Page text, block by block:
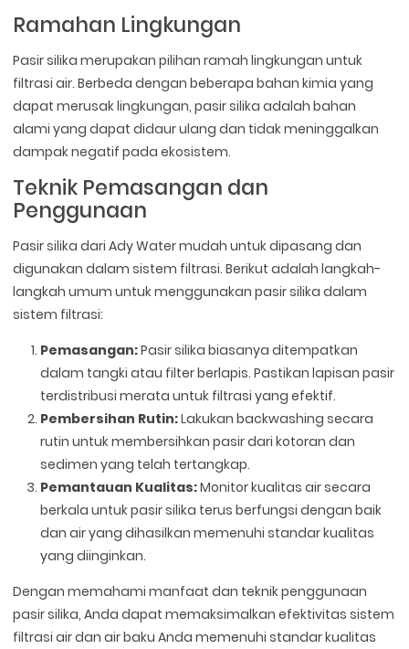
Ramahan Lingkungan
Pasir silika merupakan pilihan ramah lingkungan untuk
filtrasi air. Berbeda dengan beberapa bahan kimia yang
dapat merusak lingkungan, pasir silika adalah bahan
alami yang dapat didaur ulang dan tidak meninggalkan
dampak negatif pada ekosistem.
Teknik Pemasangan dan
Penggunaan
Pasir silika dari Ady Water mudah untuk dipasang dan
digunakan dalam sistem filtrasi. Berikut adalah langkah-
langkah umum untuk menggunakan pasir silika dalam
sistem filtrasi:
Pemasangan:Pasir silika biasanya ditempatkan
dalam tangki atau filter berlapis. Pastikan lapisan pasir
terdistribusi merata untuk filtrasi yang efektif.
Pembersihan Rutin:Lakukan backwashing secara
rutin untuk membersihkan pasir dari kotoran dan
sedimen yang telah tertangkap.
Pemantauan Kualitas:Monitor kualitas air secara
berkala untuk pasir silika terus berfungsi dengan baik
dan air yang dihasilkan memenuhi standar kualitas
yang diinginkan.
Dengan memahami manfaat dan teknik penggunaan
pasir silika, Anda dapat memaksimalkan efektivitas sistem
filtrasi air dan air baku Anda memenuhi standar kualitas